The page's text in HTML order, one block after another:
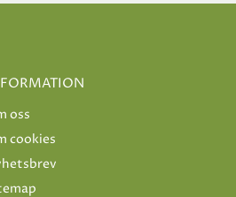
oss
cookies